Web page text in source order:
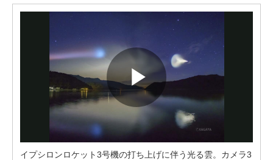
イプシロンロケット3号機の打ち上げに伴う光る雲。カメラ3